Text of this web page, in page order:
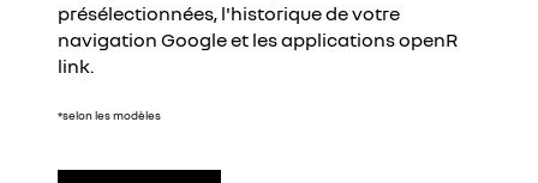
présélectionnées, l'historique de votre
navigation Google et les applications openR
link.
*selon les modèles